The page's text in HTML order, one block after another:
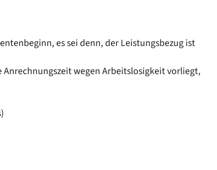
es sei denn, der Leistungsbezug ist
wegen Arbeitslosigkeit vorliegt,